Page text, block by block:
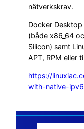
nätverkskrav.
Docker
(både x86_64
Silicon) samt
APT, RPM eller
https://
with-native-